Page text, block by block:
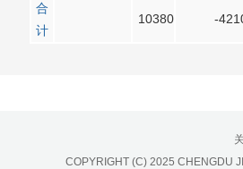
合
计
10380 -
COPYRIGHT (C) 2025 CHENGDU